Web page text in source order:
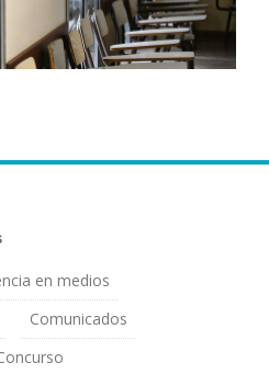
en medios
Comunicados